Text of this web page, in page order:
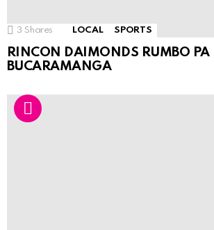
3 Shares LOCAL SPORTS
RINCON DAIMONDS RUMBO PA
BUCARAMANGA